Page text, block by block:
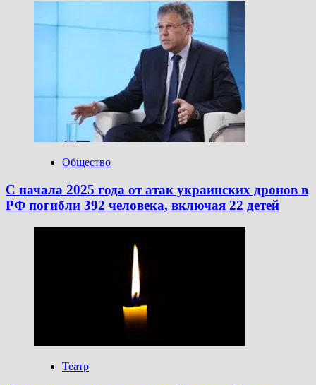
Общество
С начала 2025 года от атак украинских дронов в
РФ погибли 392 человека, включая 22 детей
Театр